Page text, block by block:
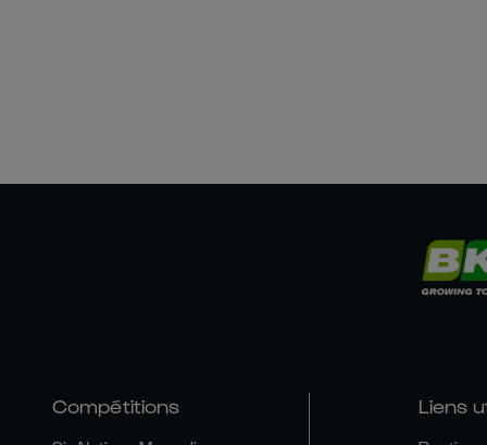
Compétitions Liens